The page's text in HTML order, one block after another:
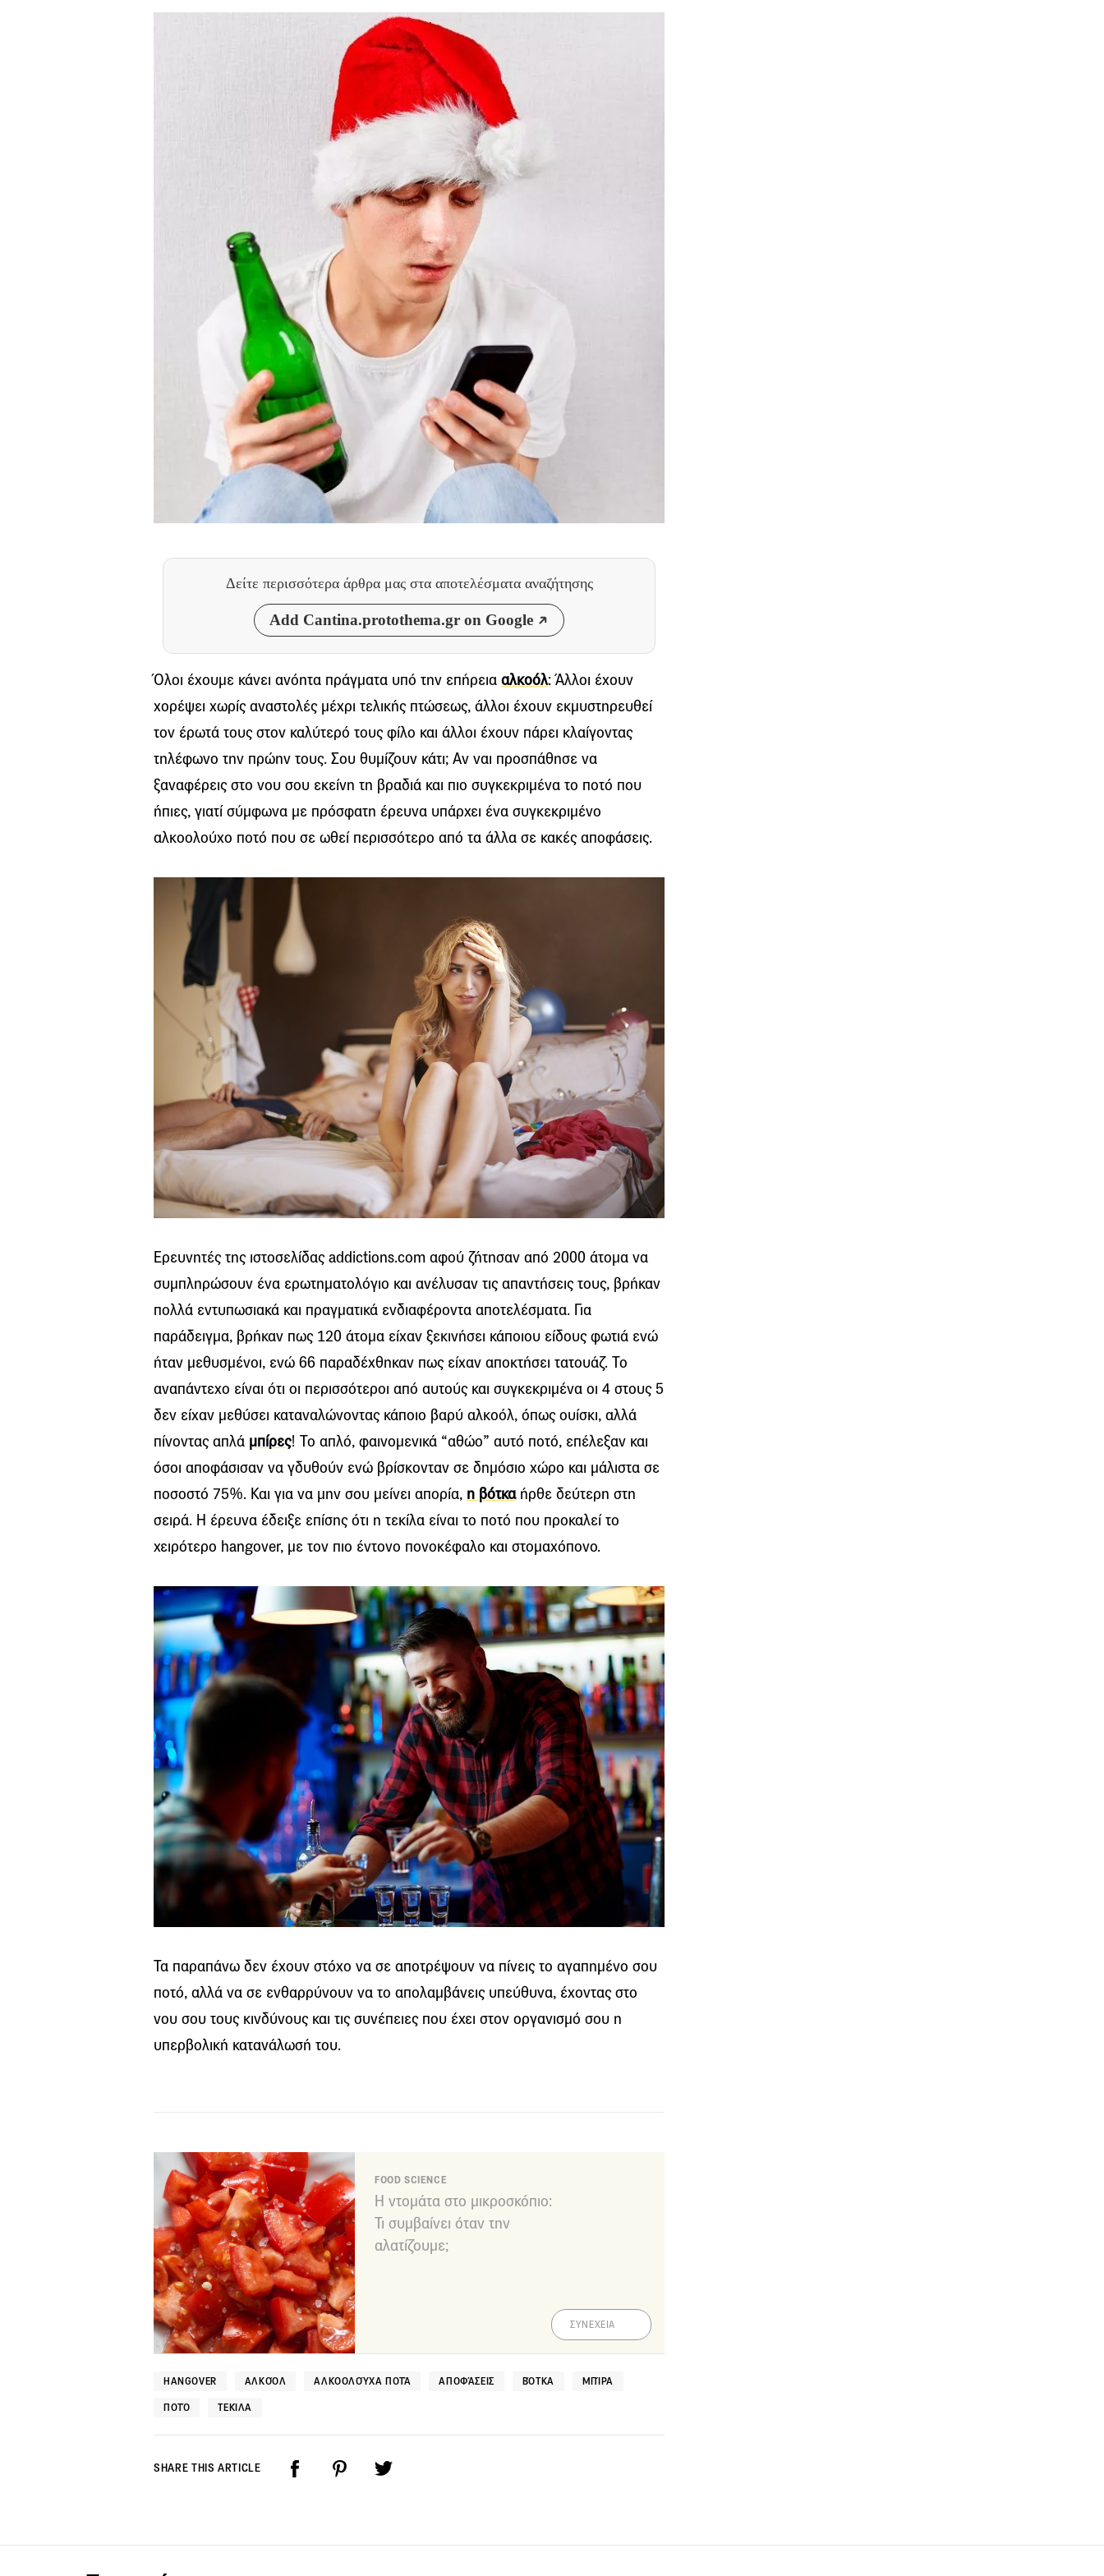
Δείτε περισσότερα άρθρα μας στα αποτελέσματα αναζήτησης
Add Cantina.protothema.gr on Google
Όλοι έχουμε κάνει ανόητα πράγματα υπό την επήρεια αλκοόλ: Άλλοι έχουν
χορέψει χωρίς αναστολές μέχρι τελικής πτώσεως, άλλοι έχουν εκμυστηρευθεί
τον έρωτά τους στον καλύτερό τους φίλο και άλλοι έχουν πάρει κλαίγοντας
τηλέφωνο την πρώην τους. Σου θυμίζουν κάτι; Αν ναι προσπάθησε να
ξαναφέρεις στο νου σου εκείνη τη βραδιά και πιο συγκεκριμένα το ποτό που
ήπιες, γιατί σύμφωνα με πρόσφατη έρευνα υπάρχει ένα συγκεκριμένο
αλκοολούχο ποτό που σε ωθεί περισσότερο από τα άλλα σε κακές αποφάσεις.
Ερευνητές της ιστοσελίδας addictions.com αφού ζήτησαν από 2000 άτομα να
συμπληρώσουν ένα ερωτηματολόγιο και ανέλυσαν τις απαντήσεις τους, βρήκαν
πολλά εντυπωσιακά και πραγματικά ενδιαφέροντα αποτελέσματα. Για
παράδειγμα, βρήκαν πως 120 άτομα είχαν ξεκινήσει κάποιου είδους φωτιά ενώ
ήταν μεθυσμένοι, ενώ 66 παραδέχθηκαν πως είχαν αποκτήσει τατουάζ. Το
αναπάντεχο είναι ότι οι περισσότεροι από αυτούς και συγκεκριμένα οι 4 στους 5
δεν είχαν μεθύσει καταναλώνοντας κάποιο βαρύ αλκοόλ, όπως ουίσκι, αλλά
πίνοντας απλά μπίρες! Το απλό, φαινομενικά “αθώο” αυτό ποτό, επέλεξαν και
όσοι αποφάσισαν να γδυθούν ενώ βρίσκονταν σε δημόσιο χώρο και μάλιστα σε
ποσοστό 75%. Και για να μην σου μείνει απορία, η βότκαήρθε δεύτερη στη
σειρά. Η έρευνα έδειξε επίσης ότι η τεκίλα είναι το ποτό που προκαλεί το
χειρότερο hangover, με τον πιο έντονο πονοκέφαλο και στομαχόπονο.
Τα παραπάνω δεν έχουν στόχο να σε αποτρέψουν να πίνεις το αγαπημένο σου
ποτό, αλλά να σε ενθαρρύνουν να το απολαμβάνεις υπεύθυνα, έχοντας στο
νου σου τους κινδύνους και τις συνέπειες που έχει στον οργανισμό σου η
υπερβολική κατανάλωσή του.
FOOD SCIENCE
Η ντομάτα στο μικροσκόπιο:
Τι συμβαίνει όταν την
αλατίζουμε;
ΣΥΝΕΧΕΙΑ
HANGOVER ΑΛΚΟΌΛ ΑΛΚΟΟΛΟΎΧΑ ΠΟΤΆ ΑΠΟΦΆΣΕΙΣ ΒΌΤΚΑ ΜΠΊΡΑ
ΠΟΤΌ ΤΕΚΊΛΑ
SHARE THIS ARTICLE